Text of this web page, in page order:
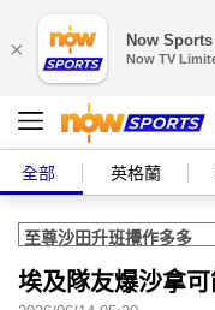
× Now Sports
Now TV
全部 英格蘭
埃及隊友爆沙拿